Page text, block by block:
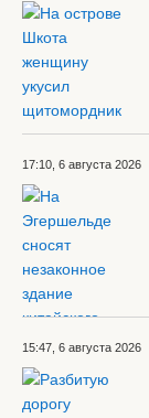
17:10, 6 августа 2026
15:47, 6 августа 2026